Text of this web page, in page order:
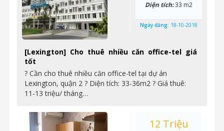
[Lexington] Cho thuê nhiều căn office-tel giá
tốt
? Cần cho thuê nhiều căn office-tel tại dự án
Lexington, quận 2 ? Diện tích: 33-36m2 ? Giá thuê:
11-13 triệu/ tháng…
Diện tích:33 m2
Ngày đăng: 18-10-2018
12 Triệu